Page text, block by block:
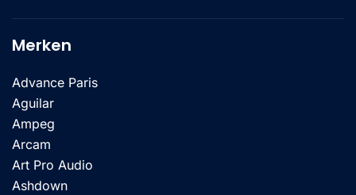
Merken
Advance Paris
Aguilar
Ampeg
Arcam
Art Pro Audio
Ashdown